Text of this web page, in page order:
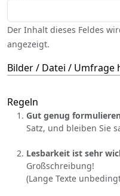
Der Inhalt dieses Feldes
angezeigt.
Bilder / Datei / Umfrage
Regeln
Gut genug
Satz, und bleiben Sie
Lesbarkeit ist sehr
Großschreibung!
(Lange Texte